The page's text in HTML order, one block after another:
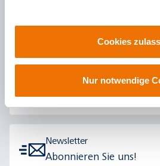
Cookies
Nur notwendige
Schreiben Sie uns!
Newsletter
Abonnieren Sie uns!